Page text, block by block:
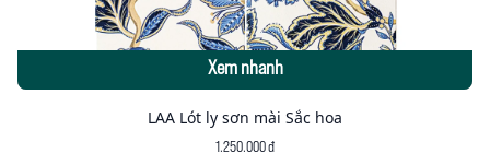
Xem nhanh
LAA Lót ly sơn mài Sắc hoa
1.250.000 đ